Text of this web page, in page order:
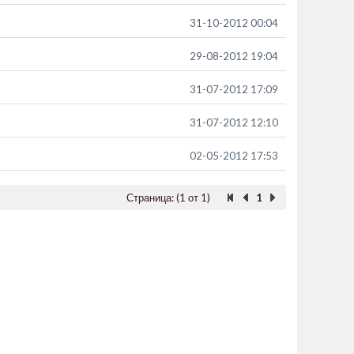
31-10-2012 00:04
29-08-2012 19:04
31-07-2012 17:09
31-07-2012 12:10
02-05-2012 17:53
Страница: (1 от 1) 1